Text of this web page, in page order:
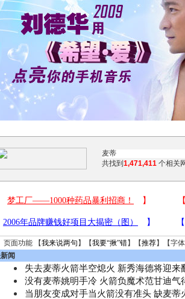
共找到 1,471,411 个相关
页面功能 【我来说两句 】【我要“揪”错】【推荐】【字
闻
失去麦蒂火箭半空熄火 新秀海德将迎来
没有麦蒂姚明手冷 火箭负魔术范甘迪气
当朋友变成对手当火箭没有准头 缺麦蒂